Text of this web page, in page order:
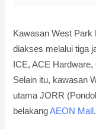
Kawasan West Park
diakses melalui tiga
ICE, ACE
Selain itu, kawasan
utama JORR
belakangAEON Mall .